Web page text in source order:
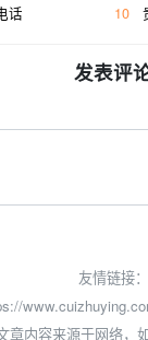
话 10
发表评
友情链接：
章内容来源于网络，